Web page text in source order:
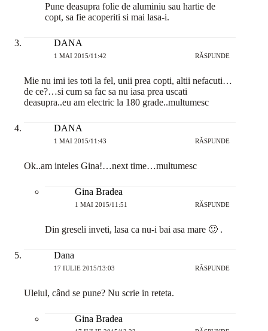
Pune deasupra folie de aluminiu sau hartie de
copt, sa fie acoperiti si mai lasa-i.
DANA
1 MAI 2015/11:42 RĂSPUNDE
Mie nu imi ies toti la fel, unii prea copti, altii nefacuti…
de ce?…si cum sa fac sa nu iasa prea uscati
deasupra..eu am electric la 180 grade..multumesc
DANA
1 MAI 2015/11:43 RĂSPUNDE
Ok..am inteles Gina!…next time…multumesc
Gina Bradea
1 MAI 2015/11:51 RĂSPUNDE
Din greseli inveti, lasa ca nu-i bai asa mare 🙂 .
Dana
17 IULIE 2015/13:03 RĂSPUNDE
Uleiul, când se pune? Nu scrie in reteta.
Gina Bradea